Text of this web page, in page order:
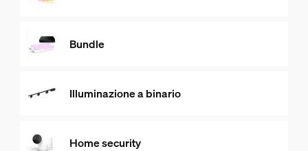
Bundle
Illuminazione a binario
Home security